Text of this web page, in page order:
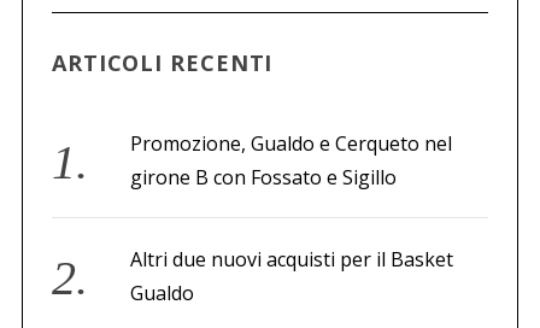
ARTICOLI RECENTI
Promozione, Gualdo e Cerqueto nel
girone B con Fossato e Sigillo
Altri due nuovi acquisti per il Basket
Gualdo